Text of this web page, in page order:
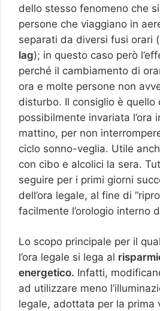
dello stesso fenomeno che
persone che viaggiano in
separati da diversi fusi orari (
lag); in questo caso però
perché il cambiamento di
ora e molte persone non
disturbo. Il consiglio è quello
possibilmente invariata l’ora
mattino, per non
ciclo sonno-veglia. Utile
con cibo e alcolici la sera.
seguire per i primi giorni
dell’ora legale, al fine di
facilmente l’orologio interno
Lo scopo principale per il
l’ora legale si lega al
energetico. Infatti,
ad utilizzare meno
legale, adottata per la prima